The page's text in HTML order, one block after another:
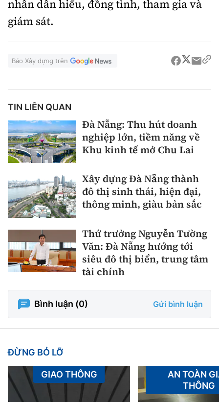
nhân dân hiểu, đồng tình, tham gia và
giám sát.
Báo Xây dựng trên
TIN LIÊN QUAN
Đà Nẵng: Thu hút doanh
nghiệp lớn, tiềm năng về
Khu kinh tế mở Chu Lai
Xây dựng Đà Nẵng thành
đô thị sinh thái, hiện đại,
thông minh, giàu bản sắc
Thứ trưởng Nguyễn Tường
Văn: Đà Nẵng hướng tới
siêu đô thị biển, trung tâm
tài chính
Bình luận (0) Gửi bình luận
ĐỪNG BỎ LỠ
GIAO THÔNG
AN TOÀN
THÔNG